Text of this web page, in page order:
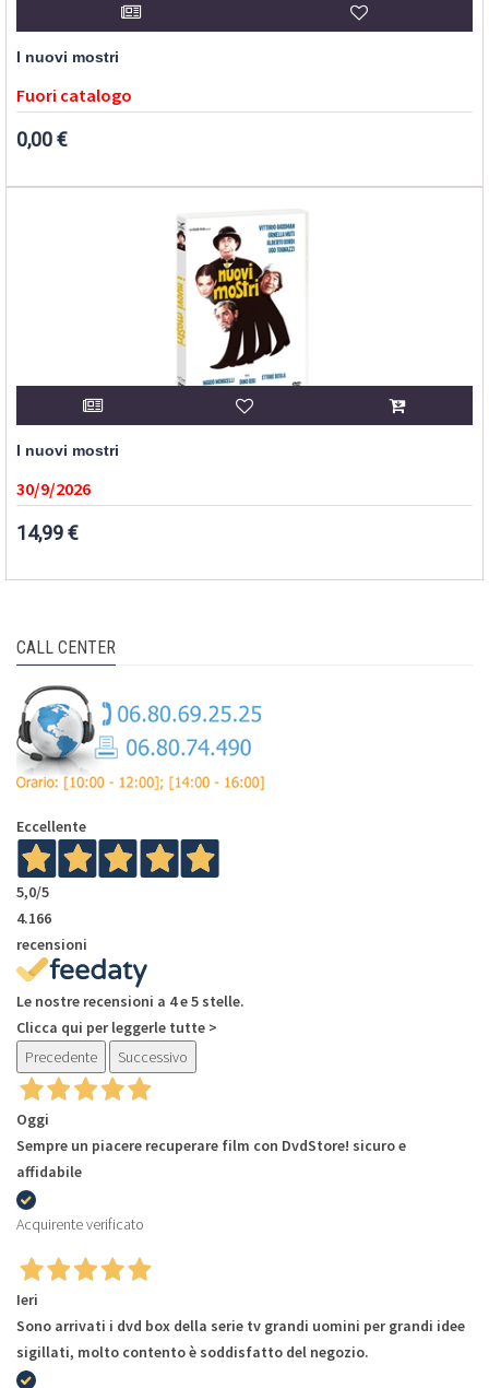
I nuovi mostri
Fuori catalogo
0,00 €
I nuovi mostri
30/9/2026
14,99 €
CALL CENTER
Eccellente
5,0/5
4.166
recensioni
Le nostre recensioni a 4 e 5 stelle.
Clicca qui per leggerle tutte >
Precedente
Successivo
Oggi
Sempre un piacere recuperare film con DvdStore! sicuro e
affidabile
Acquirente verificato
Ieri
Sono arrivati i dvd box della serie tv grandi uomini per grandi idee
sigillati, molto contento è soddisfatto del negozio.